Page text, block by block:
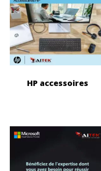
HP accessoires